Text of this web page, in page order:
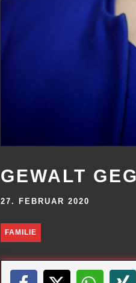
GEWALT
27. FEBRUAR 2020
FAMILIE